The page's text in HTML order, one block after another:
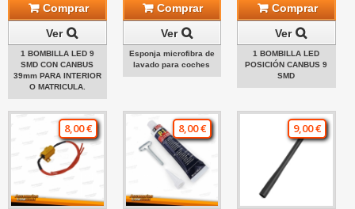
Comprar
Ver
1 BOMBILLA LED 9
SMD CON CANBUS
39mm PARA INTERIOR
O MATRICULA.
Comprar
Ver
Esponja microfibra de
lavado para coches
Comprar
Ver
1 BOMBILLA LED
POSICIÓN CANBUS 9
SMD
8,00 € 8,00 € 9,00 €